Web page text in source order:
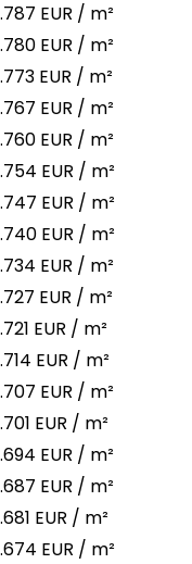
EUR / m²
EUR / m²
EUR / m²
EUR / m²
EUR / m²
EUR / m²
EUR / m²
EUR / m²
EUR / m²
EUR / m²
EUR / m²
EUR / m²
EUR / m²
EUR / m²
EUR / m²
EUR / m²
EUR / m²
EUR / m²